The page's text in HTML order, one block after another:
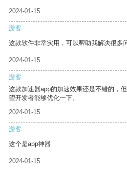
2024-01-15
游客
这款软件非常实用，可以帮助我解决很多
2024-01-15
游客
这款加速器app的加速效果还是不错的，
望开发者能够优化一下。
2024-01-15
游客
这个是app神器
2024-01-15